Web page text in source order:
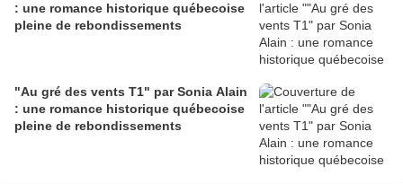
: une romance historique québecoise
pleine de rebondissements
"Au gré des vents T1" par Sonia Alain
: une romance historique québecoise
pleine de rebondissements